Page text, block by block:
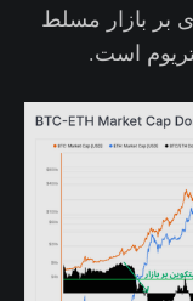
بر بازار مسلط
است.